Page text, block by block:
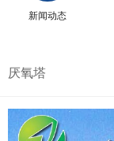
新闻动态
厌氧塔